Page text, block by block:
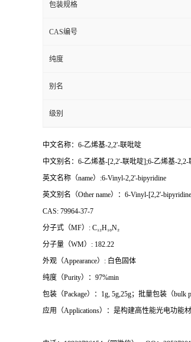
包装规格
CAS编号
纯度
别名
级别
中文名称：6-乙烯基-2,2'-联吡啶
中文别名：6-乙烯基-[2,2'-联吡啶];6-乙烯基-2,2-
英文名称（name）:6-Vinyl-2,2'-bipyridine
英文别名（Other name）：6-Vinyl-[2,2'-
CAS: 79964-37-7
分子式（MF）: C₁₂H₁₀N₂
分子量（WM）: 182.22
外观（Appearance）: 白色固体
纯度（Purity）：97%min
包装（Package）：1g, 5g,25g；批量包装（bulk
应用（Applications）：是构建高性能光电功能